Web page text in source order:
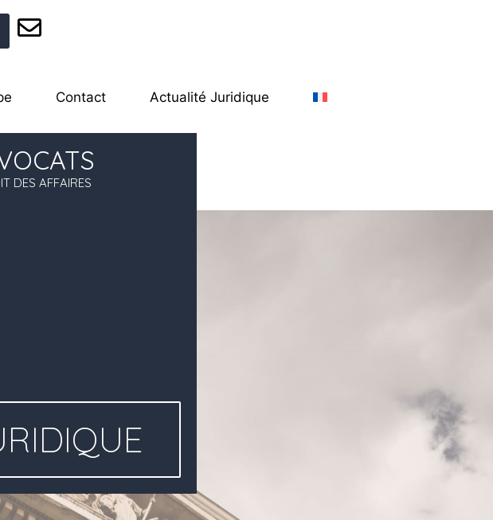
Contact Actualité Juridique
DES AFFAIRES